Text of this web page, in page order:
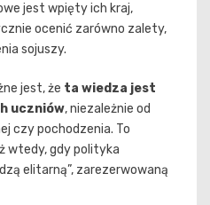
jest wpięty ich kraj,
ocenić zarówno zalety,
sojuszy.
jest, że ta wiedza jest
uczniów, niezależnie od
czy pochodzenia. To
wtedy, gdy polityka
elitarną”, zarezerwowaną